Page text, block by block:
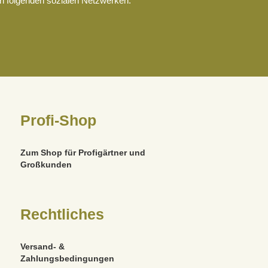
Profi-Shop
Zum Shop für Profigärtner und
Großkunden
Rechtliches
Versand- &
Zahlungsbedingungen